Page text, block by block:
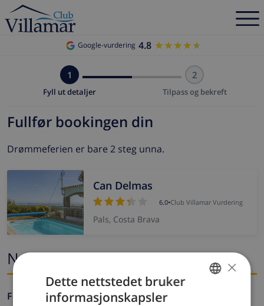
Google-vurdering 4.8 ★★★★★
★★★★★
1
Fyll ut detaljer
2
Tilpass og bekreft
Fullfør bookingen din
Drømmeferien er bare 2 steg unna.
Can Delmas
6.0•Club Villamar Vurdering
Pals, Costa Brava
Navn og e-post
Fornavn *
×
Dette nettstedet bruker
informasjonskapsler